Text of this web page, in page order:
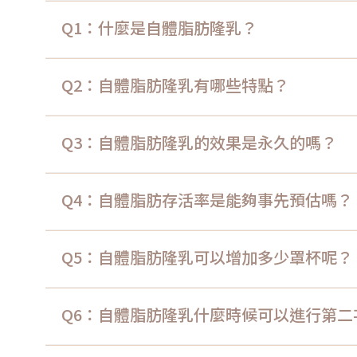
Q1：什麼是自體脂肪隆乳？
Q2：自體脂肪隆乳有哪些特點？
Q3：自體脂肪隆乳的效果是永久的嗎？
Q4：自體脂肪存活率是能夠事先預估嗎？
Q5：自體脂肪隆乳可以增加多少罩杯呢？
Q6：自體脂肪隆乳什麼時候可以進行第